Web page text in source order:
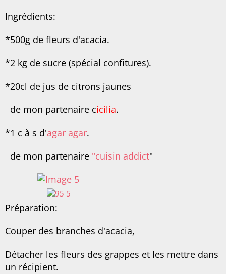
Ingrédients:
*500g de fleurs d'acacia.
*2 kg de sucre (spécial confitures).
*20cl de jus de citrons jaunes
de mon partenaire cicilia.
*1 c à s d'agar agar.
de mon partenaire "cuisin addict"
Préparation:
Couper des branches d'acacia,
Détacher les fleurs des grappes et les mettre dans
un récipient.